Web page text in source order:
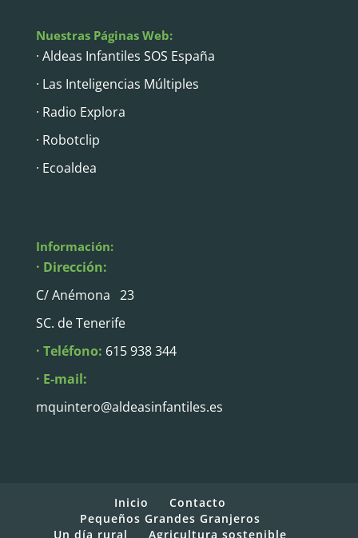
Nuestras Páginas Web:
· Aldeas Infantiles SOS España
· Las Inteligencias Múltiples
· Radio Explora
· Robotclip
· Ecoaldea
Información:
· Dirección:
C/ Anémona 23
SC. de Tenerife
· Teléfono: 615 938 344
· E-mail:
mquintero@aldeasinfantiles.es
Inicio
Contacto
Pequeños Grandes Granjeros
Un día rural
Agricultura sostenible